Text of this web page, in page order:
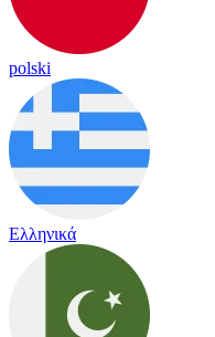
polski
Ελληνικά